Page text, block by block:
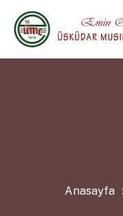
Anasayfa